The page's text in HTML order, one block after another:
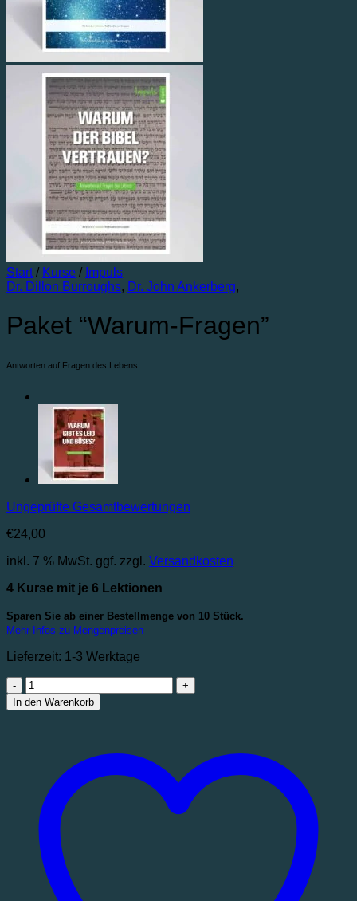
Start / Kurse / Impuls
Dr. Dillon Burroughs, Dr. John Ankerberg,
Paket “Warum-Fragen”
Antworten auf Fragen des Lebens
Ungeprüfte Gesamtbewertungen
€24,00
inkl. 7 % MwSt. ggf. zzgl. Versandkosten
4 Kurse mit je 6 Lektionen
Sparen Sie ab einer Bestellmenge von 10 Stück.
Mehr Infos zu Mengenpreisen
Lieferzeit: 1-3 Werktage
Paket
"Warum-
Fragen"
Fragen
Lebens
Menge
In den Warenkorb